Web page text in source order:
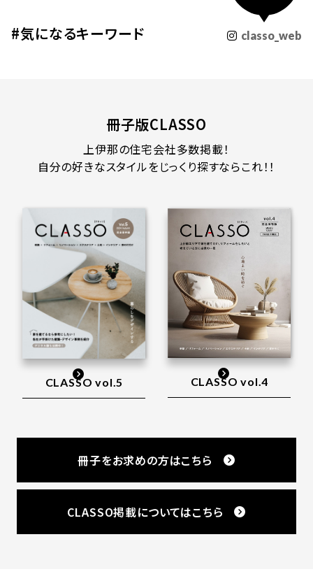
#気になるキーワード classo_web
冊子版CLASSO
上伊那の住宅会社多数掲載！
自分の好きなスタイルをじっくり探すならこれ！！
CLASSO vol.5 CLASSO vol.4
冊子をお求めの方はこちら
CLASSO掲載についてはこちら